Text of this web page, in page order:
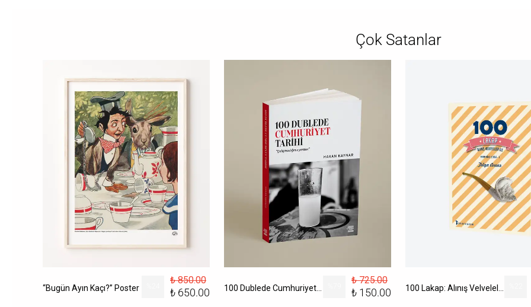
Çok Satanlar
“Bugün Ayın Kaçı?” Poster
₺ 850.00
₺ 650.00
₺ 725.00
₺ 150.00